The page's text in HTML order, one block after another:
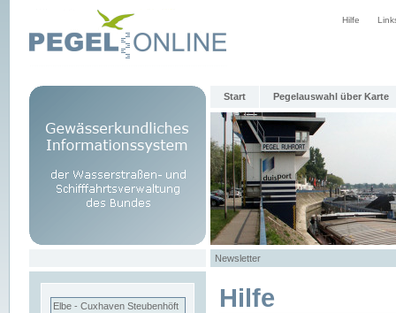
Hilfe
Start Pegelauswahl über Karte
Newsletter
Elbe - Cuxhaven Steubenhöft Hilfe